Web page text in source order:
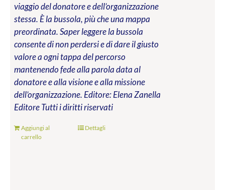
viaggio del donatore e dell’organizzazione
stessa. È la bussola, più che una mappa
preordinata. Saper leggere la bussola
consente di non perdersi e di dare il giusto
valore a ogni tappa del percorso
mantenendo fede alla parola data al
donatore e alla visione e alla missione
dell’organizzazione. Editore: Elena Zanella
EditoreTutti i diritti riservati
Aggiungi al
carrello
Dettagli